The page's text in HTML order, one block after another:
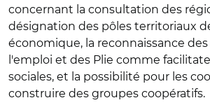
concernant la consultation des
désignation des pôles territoriaux
économique, la reconnaissance
l'emploi et des Plie comme
sociales, et la possibilité pour les
construire des groupes coopératifs.